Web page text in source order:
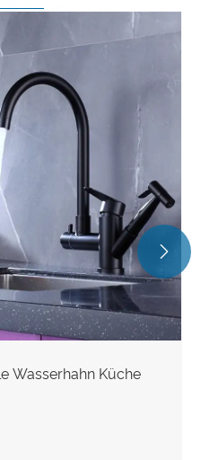
Wasserhahn Küche
